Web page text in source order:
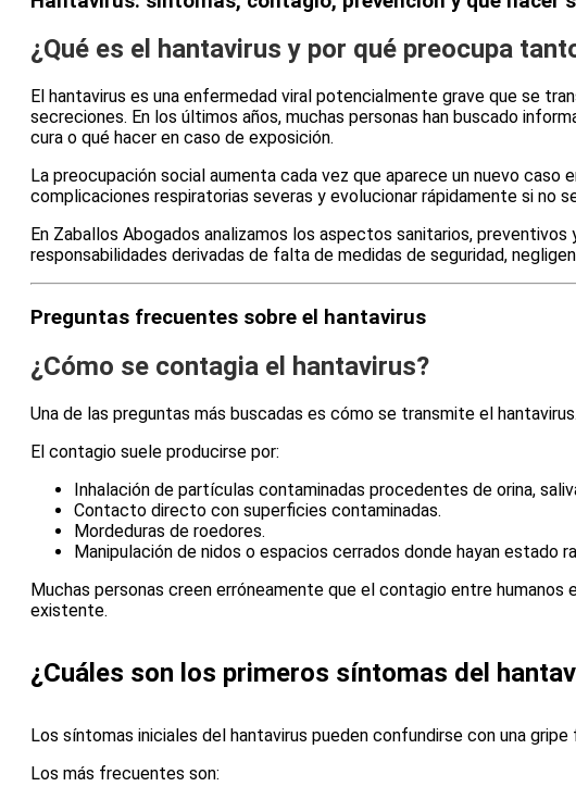
¿Qué es el hantavirus y por qué preocupa
El hantavirus es una enfermedad viral potencialmente grave que se
secreciones. En los últimos años, muchas personas han buscado
cura o qué hacer en caso de exposición.
La preocupación social aumenta cada vez que aparece un nuevo
complicaciones respiratorias severas y evolucionar rápidamente si no
En Zaballos Abogados analizamos los aspectos sanitarios,
responsabilidades derivadas de falta de medidas de seguridad,
Preguntas frecuentes sobre el hantavirus
¿Cómo se contagia el hantavirus?
Una de las preguntas más buscadas es cómo se transmite el hantavirus.
El contagio suele producirse por:
Inhalación de partículas contaminadas procedentes de orina,
Contacto directo con superficies contaminadas.
Mordeduras de roedores.
Manipulación de nidos o espacios cerrados donde hayan estado
Muchas personas creen erróneamente que el contagio entre
existente.
¿Cuáles son los primeros síntomas del
Los síntomas iniciales del hantavirus pueden confundirse con una
Los más frecuentes son: